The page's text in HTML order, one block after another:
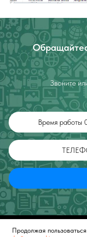
Звоните
Время работы
Продолжая